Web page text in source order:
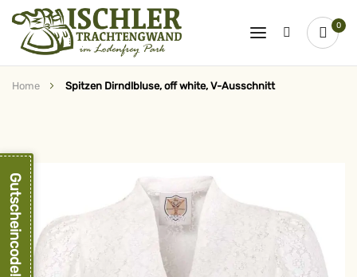
0
Home Spitzen Dirndlbluse, off white, V-Ausschnitt
springen
Gutscheincode!